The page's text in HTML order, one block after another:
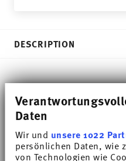
Daten
Wir und unsere 1022
persönlichen Daten, wie
von Technologien wie
DESCRIPTION
Round - Ø 21,8 cm - h
Trend White is regarded
most popular